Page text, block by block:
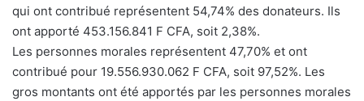
qui ont contribué représentent 54,74% des donateurs. Ils
ont apporté 453.156.841 F CFA, soit 2,38%.
Les personnes morales représentent 47,70% et ont
contribué pour 19.556.930.062 F CFA, soit 97,52%. Les
gros montants ont été apportés par les personnes morales